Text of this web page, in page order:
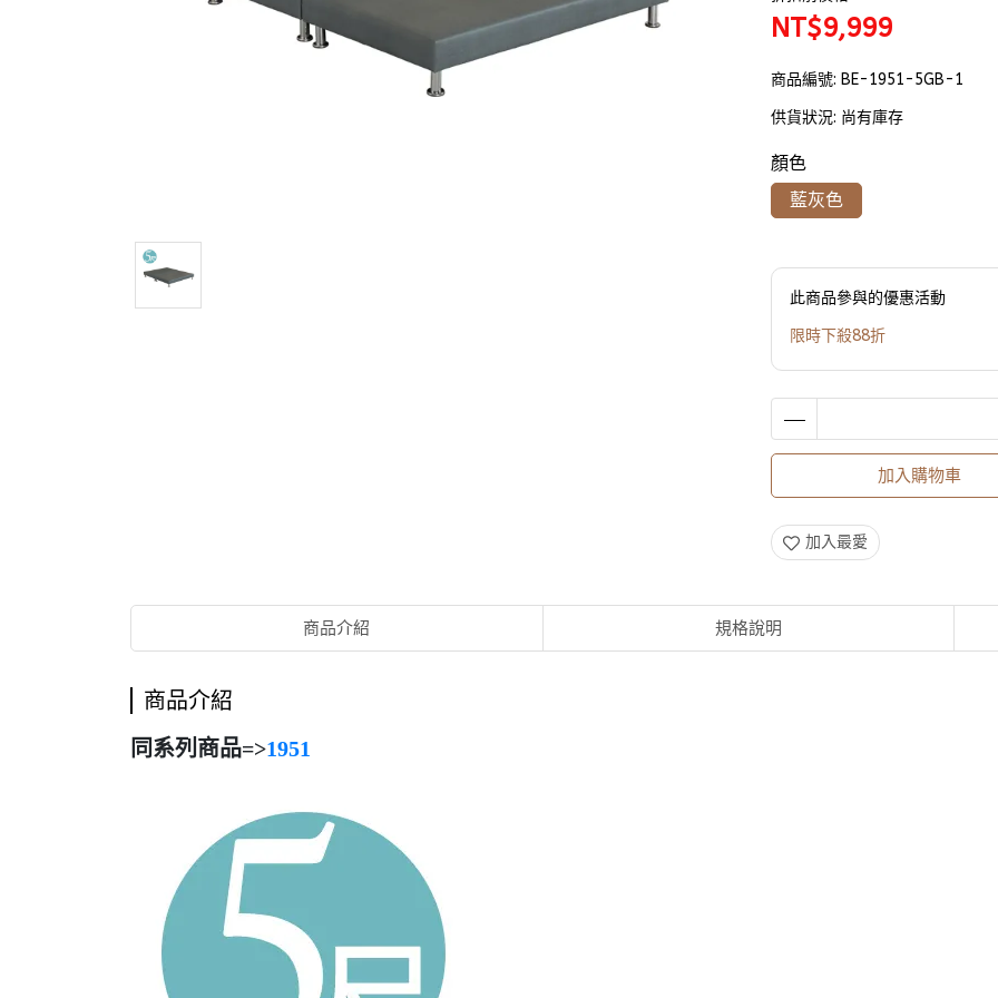
NT$9,999
商品編號: BE-1951-5GB-1
供貨狀況: 尚有庫存
顏色
藍灰色
此商品參與的優惠活動
限時下殺88折
加入購物車
加入最愛
商品介紹 規格說明
商品介紹
同系列商品=>1951